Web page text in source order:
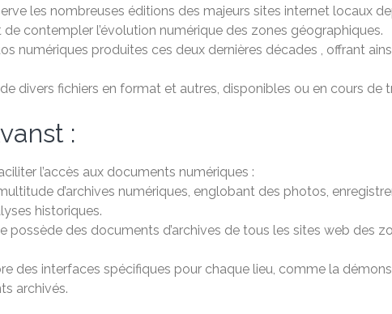
les nombreuses éditions des majeurs sites internet locaux
contempler l’évolution numérique des zones géographiques.
numériques produites ces deux dernières décades , offrant
divers fichiers en format et autres, disponibles ou en cours de
:
l’accès aux documents numériques :
d’archives numériques, englobant des photos,
historiques.
possède des documents d’archives de tous les sites web des
des interfaces spécifiques pour chaque lieu, comme la
archivés.